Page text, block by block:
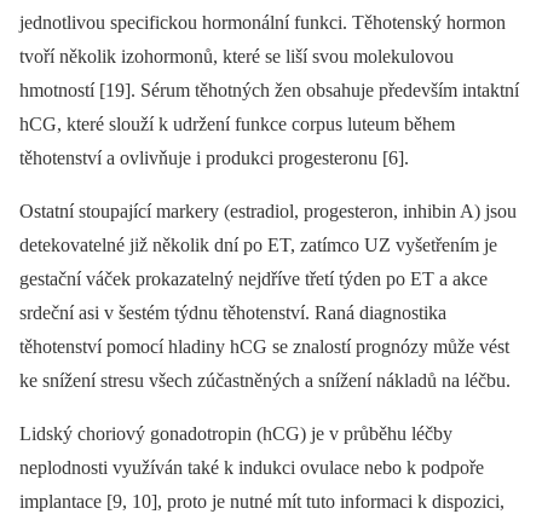
jednotlivou specifickou hormonální funkci. Těhotenský hormon
tvoří několik izohormonů, které se liší svou molekulovou
hmotností [19]. Sérum těhotných žen obsahuje především intaktní
hCG, které slouží k udržení funkce corpus luteum během
těhotenství a ovlivňuje i produkci progesteronu [6].
Ostatní stoupající markery (estradiol, progesteron, inhibin A) jsou
detekovatelné již několik dní po ET, zatímco UZ vyšetřením je
gestační váček prokazatelný nejdříve třetí týden po ET a akce
srdeční asi v šestém týdnu těhotenství. Raná diagnostika
těhotenství pomocí hladiny hCG se znalostí prognózy může vést
ke snížení stresu všech zúčastněných a snížení nákladů na léčbu.
Lidský choriový gonadotropin (hCG) je v průběhu léčby
neplodnosti využíván také k indukci ovulace nebo k podpoře
implantace [9, 10], proto je nutné mít tuto informaci k dispozici,